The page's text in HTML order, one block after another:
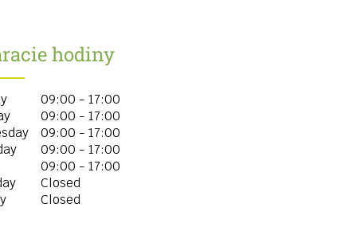
hodiny
09:00 - 17:00
09:00 - 17:00
09:00 - 17:00
09:00 - 17:00
09:00 - 17:00
Closed
Closed